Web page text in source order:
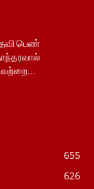
பெண்
655
626